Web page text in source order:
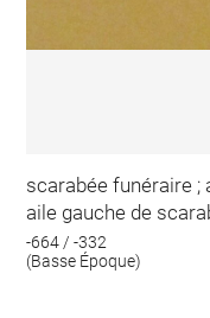
scarabée funéraire ;
aile gauche de
-664 / -332
(Basse Époque)